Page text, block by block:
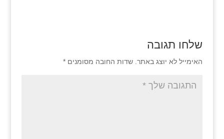
שלחו תגובה
האימייל לא יוצג באתר. שדות החובה מסומנים *